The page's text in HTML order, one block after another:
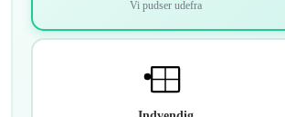
Vi pudser udefra